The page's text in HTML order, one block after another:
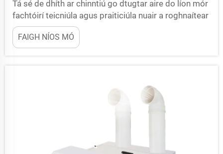
Tá sé de dhíth ar chinntiú go dtugtar aire do líon mór
fachtóirí teicniúla agus praiticiúla nuair a roghnaítear
an condáilte aer ghluaisean cheart do do bhaile nó
do spás oibre, mar a thagann siad i gciontú díreach
leis an bpríomhghníomhaíocht fuaraithe, leis an
FAIGH NÍOS MÓ